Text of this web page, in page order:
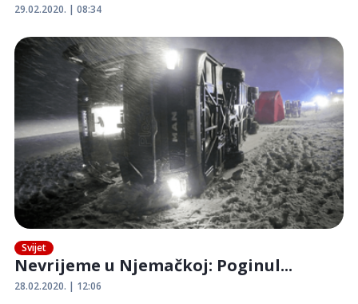
29.02.2020. | 08:34
Svijet
Nevrijeme u Njemačkoj: Poginul...
28.02.2020. | 12:06